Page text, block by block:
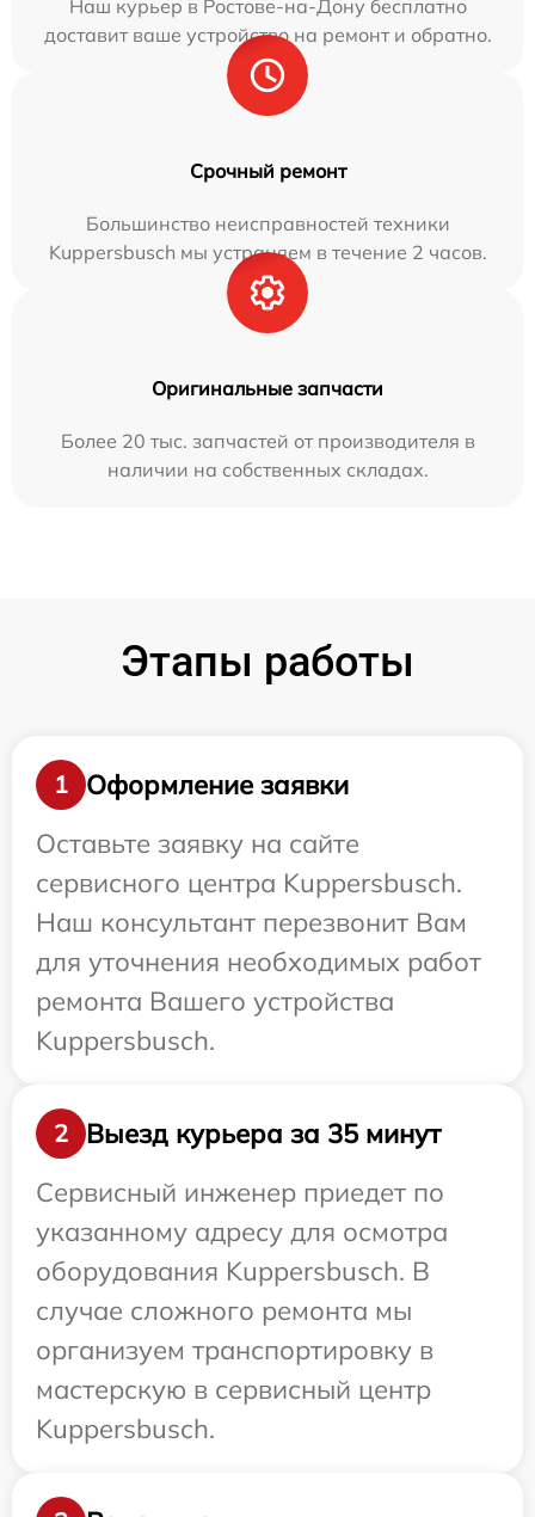
Наш курьер в Ростове-на-Дону бесплатно
доставит ваше устройство на ремонт и обратно.
Срочный ремонт
Большинство неисправностей техники
Kuppersbusch мы устраняем в течение 2 часов.
Оригинальные запчасти
Более 20 тыс. запчастей от производителя в
наличии на собственных складах.
Этапы работы
1
Оформление заявки
Оставьте заявку на сайте
сервисного центра Kuppersbusch.
Наш консультант перезвонит Вам
для уточнения необходимых работ
ремонта Вашего устройства
Kuppersbusch.
2
Выезд курьера за 35 минут
Сервисный инженер приедет по
указанному адресу для осмотра
оборудования Kuppersbusch. В
случае сложного ремонта мы
организуем транспортировку в
мастерскую в сервисный центр
Kuppersbusch.